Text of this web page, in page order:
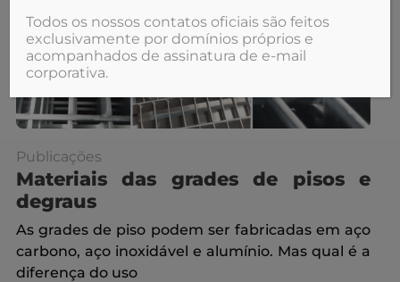
Publicações
Materiais das grades de pisos e
degraus
As grades de piso podem ser fabricadas em aço
carbono, aço inoxidável e alumínio. Mas qual é a
diferença do uso
Todos os nossos contatos oficiais são feitos
exclusivamente por domínios próprios e
acompanhados de assinatura de e‑mail
corporativa.